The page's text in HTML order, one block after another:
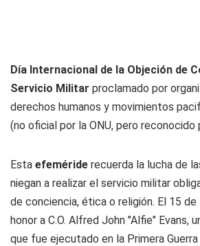
Día Internacional de la Objeción de
Servicio Militar proclamado por
derechos humanos y movimientos
(no oficial por la ONU, pero reconocido
Esta efeméride recuerda la lucha de
niegan a realizar el servicio militar
de conciencia, ética o religión. El 15 de
honor a C.O. Alfred John "Alfie" Evans,
que fue ejecutado en la Primera